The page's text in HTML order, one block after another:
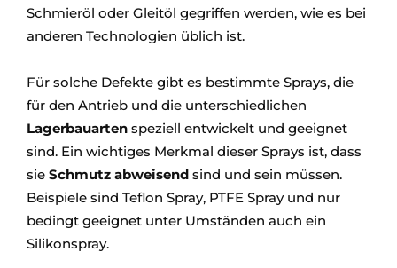
Schmieröl oder Gleitöl gegriffen werden, wie es bei
anderen Technologien üblich ist.
Für solche Defekte gibt es bestimmte Sprays, die
für den Antrieb und die unterschiedlichen
Lagerbauarten speziell entwickelt und geeignet
sind. Ein wichtiges Merkmal dieser Sprays ist, dass
sie Schmutz abweisend sind und sein müssen.
Beispiele sind Teflon Spray, PTFE Spray und nur
bedingt geeignet unter Umständen auch ein
Silikonspray.